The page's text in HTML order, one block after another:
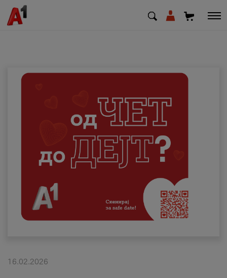
Деловни
Поддршка
Надополни кредит
Плати сметка
#ПодобарОнлајн
16.02.2026